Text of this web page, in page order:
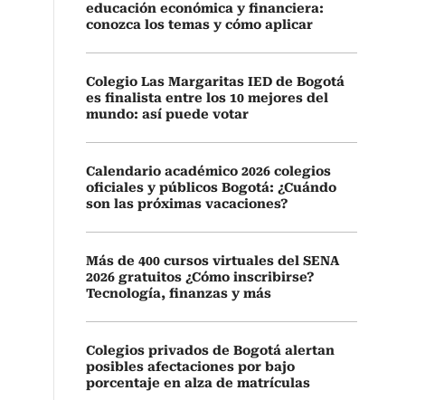
educación económica y financiera:
conozca los temas y cómo aplicar
Colegio Las Margaritas IED de Bogotá
es finalista entre los 10 mejores del
mundo: así puede votar
Calendario académico 2026 colegios
oficiales y públicos Bogotá: ¿Cuándo
son las próximas vacaciones?
Más de 400 cursos virtuales del SENA
2026 gratuitos ¿Cómo inscribirse?
Tecnología, finanzas y más
Colegios privados de Bogotá alertan
posibles afectaciones por bajo
porcentaje en alza de matrículas